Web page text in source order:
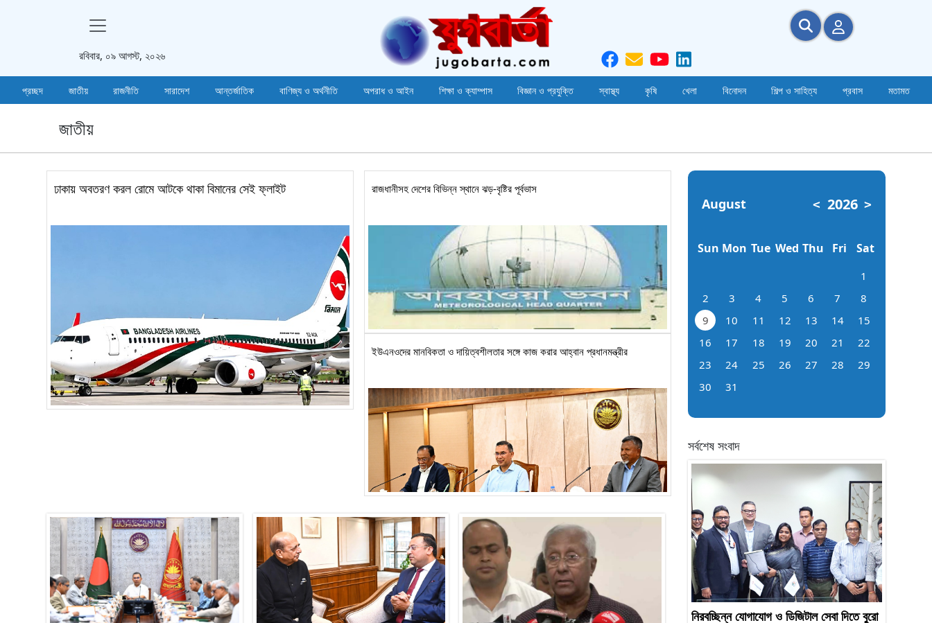
রবিবার, ০৯ আগস্ট, ২০২৬
প্রচ্ছদ জাতীয় রাজনীতি সারাদেশ আন্তর্জাতিক বাণিজ্য ও অর্থনীতি অপরাধ ও আইন শিক্ষা ও ক্যাম্পাস বিজ্ঞান ও প্রযুক্তি স্বাস্থ্য কৃষি খেলা বিনোদন শিল্প ও সাহিত্য প্রবাস মতামত
জাতীয়
ঢাকায় অবতরণ করল রোমে আটকে থাকা বিমানের সেই ফ্লাইট রাজধানীসহ দেশের বিভিন্ন স্থানে ঝড়-বৃষ্টির পূর্বভাস
ইউএনওদের মানবিকতা ও দায়িত্বশীলতার সঙ্গে কাজ করার আহ্বান প্রধানমন্ত্রীর
August < 2026 >
Sun Mon Tue Wed Thu Fri Sat
1
2
3 4 5 6 7
8
9
10 11 12 13 14
15
16
17 18 19 20 21
22
23
24 25 26 27 28
29
30
31
সর্বশেষ সংবাদ
নিরবচ্ছিন্ন যোগাযোগ ও ডিজিটাল সেবা দিতে বুরো